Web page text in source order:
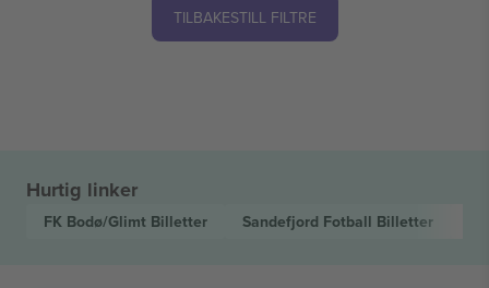
TILBAKESTILL FILTRE
Hurtig linker
FK Bodø/Glimt Billetter Sandefjord Fotball Billetter